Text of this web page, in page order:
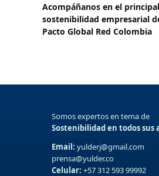
Acompáñanos en el
sostenibilidad empresarial
Pacto Global Red Colombia
Somos expertos en tema de
Sostenibilidad en todos sus
Email: yulderj@gmail.com
prensa@yulder.co
Celular: +57 312 593 99992